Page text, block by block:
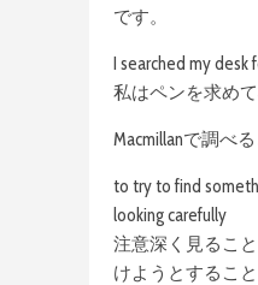
です。
I searched my desk
私はペンを求めて
Macmillanで調べる
to try to find
looking carefully
注意深く見るこ
けようとすること